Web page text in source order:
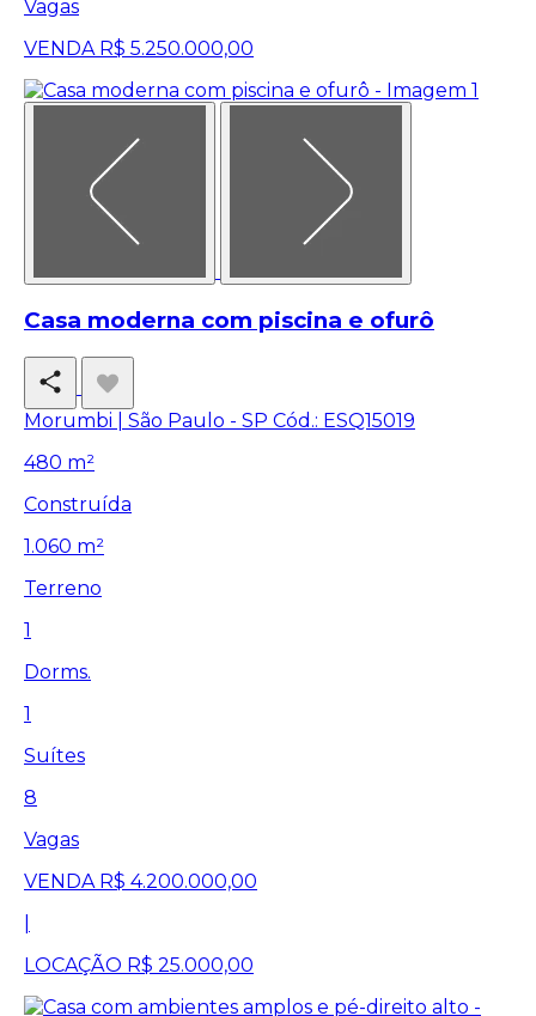
Vagas
VENDA R$ 5.250.000,00
Casa moderna com piscina e ofurô
Morumbi | São Paulo - SP Cód.: ESQ15019
480 m²
Construída
1.060 m²
Terreno
1
Dorms.
1
Suítes
8
Vagas
VENDA R$ 4.200.000,00
LOCAÇÃO R$ 25.000,00